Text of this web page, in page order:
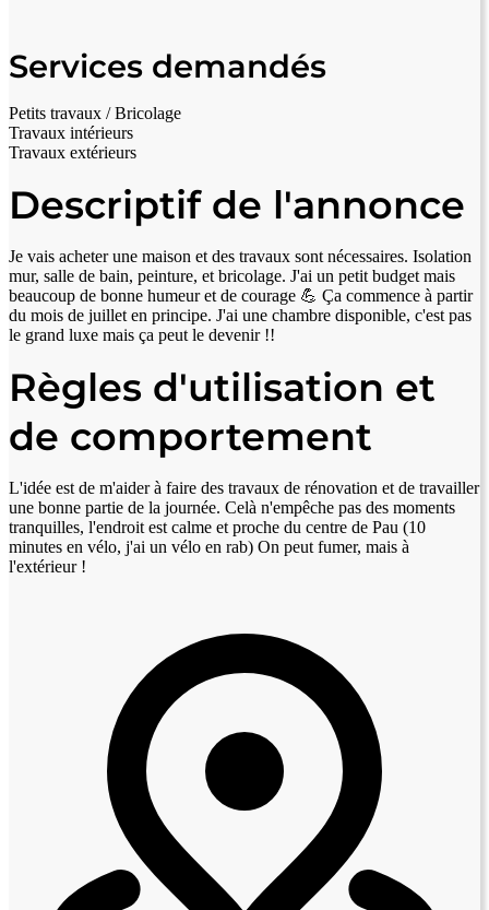
Services demandés
Petits travaux / Bricolage
Travaux intérieurs
Travaux extérieurs
Descriptif de l'annonce
Je vais acheter une maison et des travaux sont nécessaires. Isolation
mur, salle de bain, peinture, et bricolage. J'ai un petit budget mais
beaucoup de bonne humeur et de courage 💪 Ça commence à partir
du mois de juillet en principe. J'ai une chambre disponible, c'est pas
le grand luxe mais ça peut le devenir !!
Règles d'utilisation et
de comportement
L'idée est de m'aider à faire des travaux de rénovation et de travailler
une bonne partie de la journée. Celà n'empêche pas des moments
tranquilles, l'endroit est calme et proche du centre de Pau (10
minutes en vélo, j'ai un vélo en rab) On peut fumer, mais à
l'extérieur !